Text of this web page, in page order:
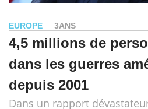
EUROPE 3ANS
4,5 millions de
dans les guerres
depuis 2001
Dans un rapport